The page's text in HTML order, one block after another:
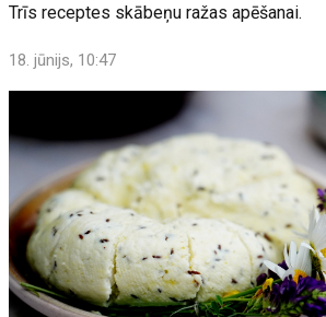
Trīs receptes skābeņu ražas apēšanai.
18. jūnijs, 10:47